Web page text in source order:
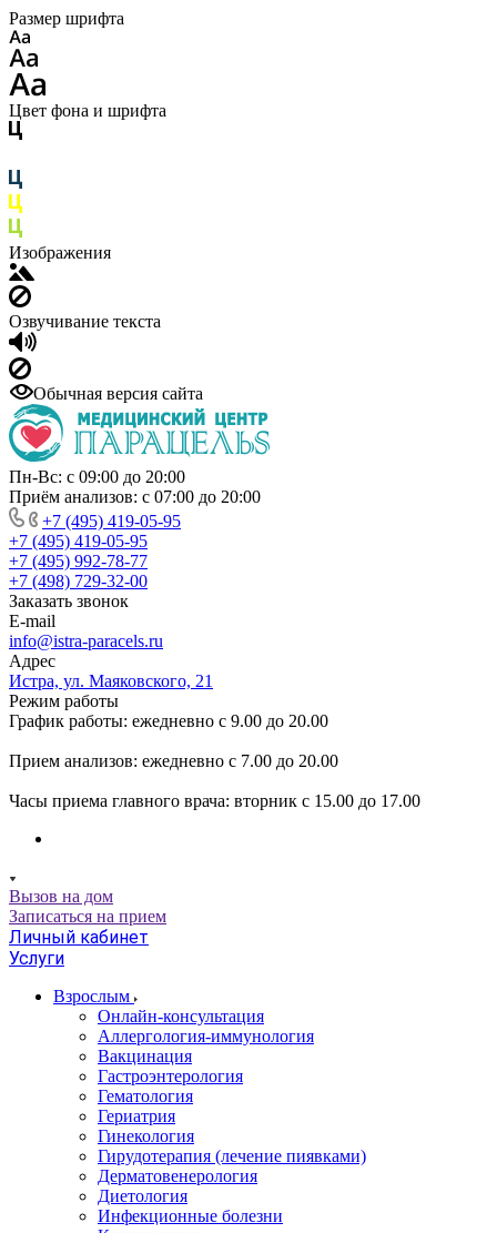
Размер шрифта
Цвет фона и шрифта
Изображения
Озвучивание текста
Обычная версия сайта
Пн-Вс: с 09:00 до 20:00
Приём анализов: с 07:00 до 20:00
+7 (495) 419-05-95
+7 (495) 419-05-95
+7 (495) 992-78-77
+7 (498) 729-32-00
Заказать звонок
E-mail
info@istra-paracels.ru
Адрес
Истра, ул. Маяковского, 21
Режим работы
График работы: ежедневно с 9.00 до 20.00
Прием анализов: ежедневно с 7.00 до 20.00
Часы приема главного врача: вторник с 15.00 до 17.00
Вызов на дом
Записаться на прием
Личный кабинет
Услуги
Взрослым
Онлайн-консультация
Аллергология-иммунология
Вакцинация
Гастроэнтерология
Гематология
Гериатрия
Гинекология
Гирудотерапия (лечение пиявками)
Дерматовенерология
Диетология
Инфекционные болезни